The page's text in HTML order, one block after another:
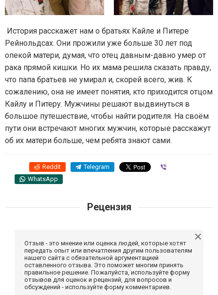
История расскажет нам о братьях Кайле и Питере
Рейнольдсах. Они прожили уже больше 30 лет под
опекой матери, думая, что отец давным-давно умер от
рака прямой кишки. Но их мама решила сказать правду,
что папа братьев не умирал и, скорей всего, жив. К
сожалению, она не имеет понятия, кто приходится отцом
Кайлу и Питеру. Мужчины решают выдвинуться в
большое путешествие, чтобы найти родителя. На своём
пути они встречают многих мужчин, которые расскажут
об их матери больше, чем ребята знают сами.
Reddit Telegram
WhatsApp
Рецензия
Отзыв - это мнение или оценка людей, которые хотят
передать опыт или впечатления другим пользователям
нашего сайта с обязательной аргументацией
оставленного отзыва. Это поможет многим принять
правильное решение. Пожалуйста, используйте форму
отзывов для оценок и рецензий, для вопросов и
обсуждений - используйте форму комментариев.